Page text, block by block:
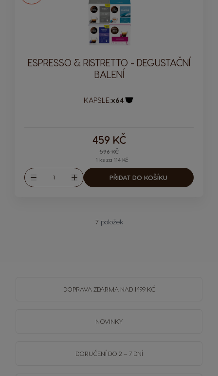
ESPRESSO & RISTRETTO - DEGUSTAČNÍ
BALENÍ
KAPSLE:x64
Regular Price
596 KČ
459 KČ
1 ks za 114 Kč
Množství
Zvýšit
PŘIDAT DO KOŠÍKU
7položek
DOPRAVA ZDARMA NAD 1499 KČ
NOVINKY
DORUČENÍ DO 2 – 7 DNÍ